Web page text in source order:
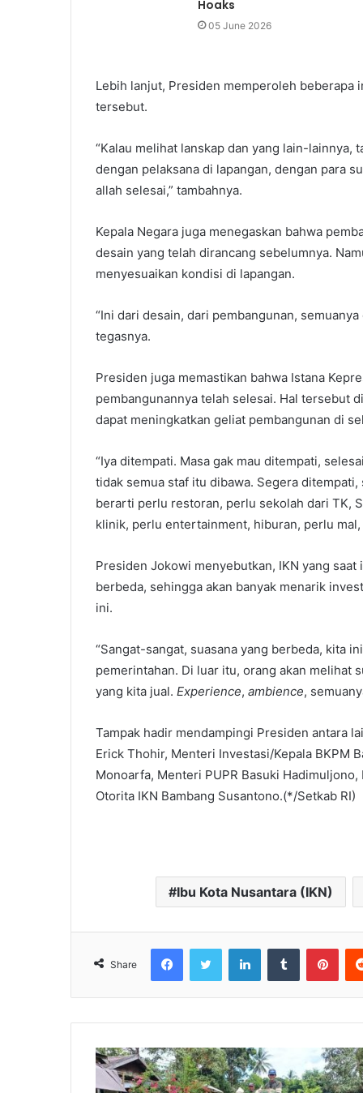
Hoaks
05 June 2026
Lebih lanjut, Presiden memperoleh beberapa
tersebut.
“Kalau melihat lanskap dan yang lain-lainnya,
dengan pelaksana di lapangan, dengan para
allah selesai,” tambahnya.
Kepala Negara juga menegaskan bahwa
desain yang telah dirancang sebelumnya.
menyesuaikan kondisi di lapangan.
“Ini dari desain, dari pembangunan,
tegasnya.
Presiden juga memastikan bahwa Istana
pembangunannya telah selesai. Hal tersebut
dapat meningkatkan geliat pembangunan di
“Iya ditempati. Masa gak mau ditempati,
tidak semua staf itu dibawa. Segera
berarti perlu restoran, perlu sekolah dari TK,
klinik, perlu entertainment, hiburan, perlu mal,
Presiden Jokowi menyebutkan, IKN yang
berbeda, sehingga akan banyak menarik
ini.
“Sangat-sangat, suasana yang berbeda, kita
pemerintahan. Di luar itu, orang akan melihat
yang kita jual. Experience, ambience,
Tampak hadir mendampingi Presiden antara
Erick Thohir, Menteri Investasi/Kepala BKPM
Monoarfa, Menteri PUPR Basuki
Otorita IKN Bambang Susantono.(*/Setkab RI)
Ibu Kota Nusantara (IKN)
Share